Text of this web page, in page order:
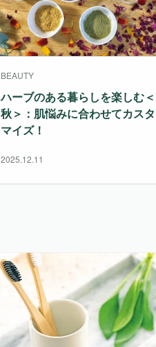
BEAUTY
ハーブのある暮らしを楽しむ＜
秋＞：肌悩みに合わせてカスタ
マイズ！
2025.12.11